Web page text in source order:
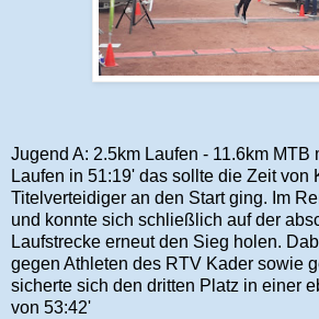
Jugend A: 2.5km Laufen - 11.6km MTB
Laufen in 51:19' das sollte die Zeit von
Titelverteidiger an den Start ging. Im
und konnte sich schließlich auf der
Laufstrecke erneut den Sieg holen.
gegen Athleten des RTV Kader sowie
sicherte sich den dritten Platz in einer
von 53:42'